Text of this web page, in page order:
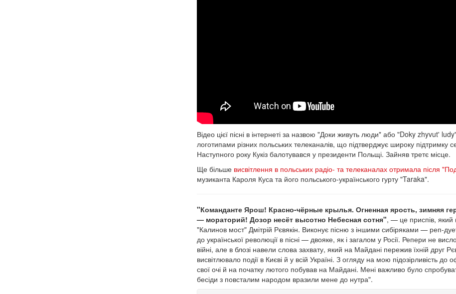
Відео цієї пісні в інтернеті за назвою "Доки живуть люди" або "Doky zhyvut'
логотипами різних польських телеканалів, що підтверджує широку підтримку
Наступного року Кукіз балотувався у президенти Польщі. Зайняв третє місце.
Ще більше висвітлення в польських радіо- та телеканалах отримала після
музиканта Кароля Куса та його польського-українського гурту "Taraka".
"Команданте Ярош! Красно-чёрные крылья. Огненная ярость, зимняя
— мораторий! Дозор несёт высотно Небесная сотня", — це приспів, який
"Калинов мост" Дмітрій Рєвякін. Виконує пісню з іншими сибіряками — реп-
до української революції в пісні — двояке, як і загалом у Росії. Репери не
війні, але в блозі навели слова захвату, який на Майдані пережив їхній друг
висвітлювало події в Києві й у всій Україні. З огляду на мою підозірливість
свої очі й на початку лютого побував на Майдані. Мені важливо було
бесіди з повсталим народом вразили мене до нутра".